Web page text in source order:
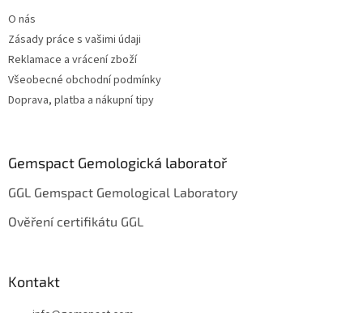
O nás
Zásady práce s vašimi údaji
Reklamace a vrácení zboží
Všeobecné obchodní podmínky
Doprava, platba a nákupní tipy
Gemspact Gemologická laboratoř
GGL Gemspact Gemological Laboratory
Ověření certifikátu GGL
Kontakt